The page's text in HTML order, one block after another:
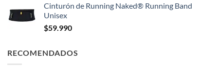
Cinturón de Running Naked® Running Band
Unisex
$59.990
RECOMENDADOS